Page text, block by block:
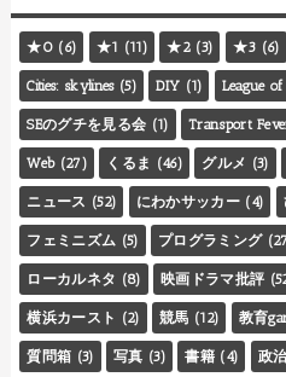
★0 (6) ★1 (11) ★2 (3) ★3 (6)
Cities: skylines (5) DIY (1) League
SEのグチを見る会 (1) Transport
Web (27) くるま (46) グルメ (3)
ニュース (52) にわかサッカー (4)
フェミニズム (5) プログラミング
ローカルネタ (8) 映画ドラマ批評
横浜カースト (2) 競馬 (12) 教育
質問箱 (3) 写真 (3) 書籍 (4) 政